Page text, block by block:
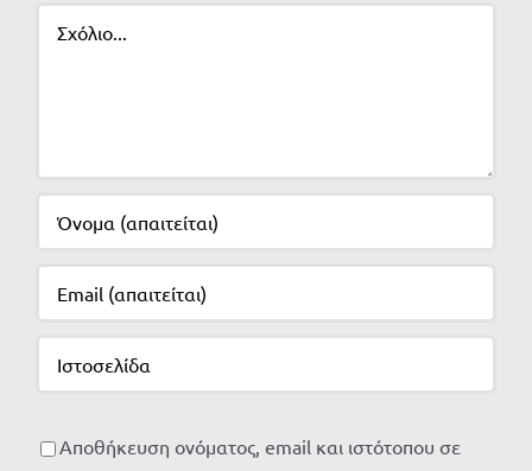
Αποθήκευση ονόματος, email και ιστότοπου σε